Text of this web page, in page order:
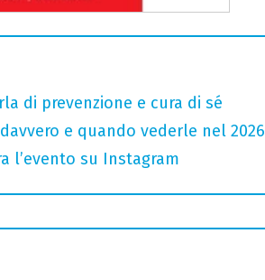
di prevenzione e cura di sé
e quando vederle nel 2026
l’evento su Instagram